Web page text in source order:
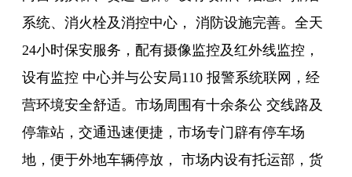
系统、消火栓及消控中心， 消防设施完善。全天
24小时保安服务，配有摄像监控及红外线监控，
设有监控 中心并与公安局110 报警系统联网，经
营环境安全舒适。市场周围有十余条公 交线路及
停靠站，交通迅速便捷，市场专门辟有停车场
地，便于外地车辆停放， 市场内设有托运部，货